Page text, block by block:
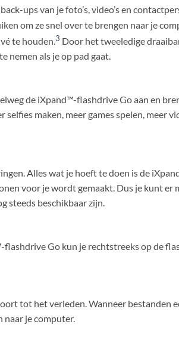
ups van je foto’s, video’s en
om ze snel over te brengen naar je
te houden.3 Door het tweeledige
nemen als je op pad gaat.
de iXpand™-flashdrive Go aan en
maken, meer games spelen, meer
Alles wat je hoeft te doen is de
voor je wordt gemaakt. Dus je kunt
steeds beschikbaar zijn.
flashdrive Go kun je rechtstreeks op de
tot het verleden. Wanneer bestanden
naar je computer.